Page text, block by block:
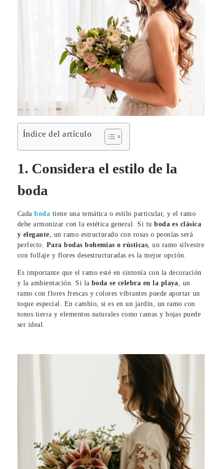
Índice del artículo
1. Considera el estilo de la
boda
Cadaboda tiene una temática o estilo particular, y el ramo
debe armonizar con la estética general. Si tuboda es clásica
y elegante , un ramo estructurado con rosas o peonías será
perfecto. Para bodas bohemias o rústicas , un ramo silvestre
con follaje y flores desestructuradas es la mejor opción.
Es importante que el ramo esté en sintonía con la decoración
y la ambientación. Si la boda se celebra en la playa , un
ramo con flores frescas y colores vibrantes puede aportar un
toque especial. En cambio, si es en un jardín, un ramo con
tonos tierra y elementos naturales como ramas y hojas puede
ser ideal.